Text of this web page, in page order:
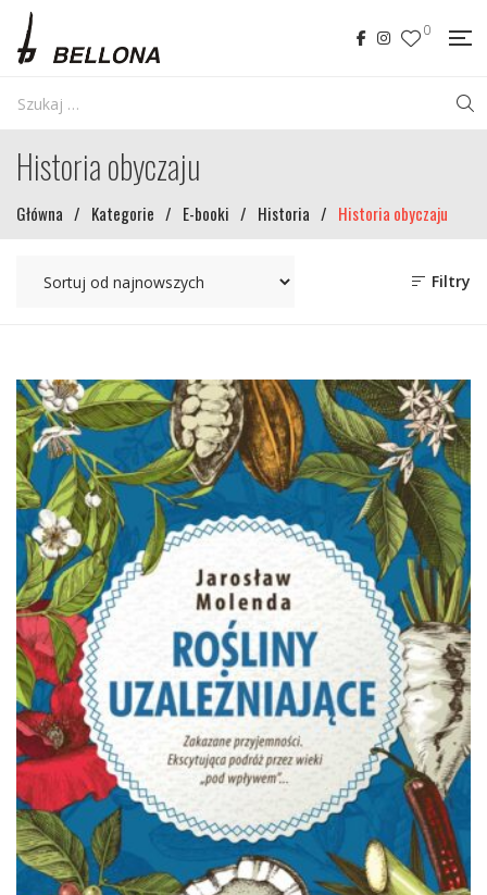
0
Historia obyczaju
Główna / Kategorie / E-booki / Historia / Historia obyczaju
Filtry